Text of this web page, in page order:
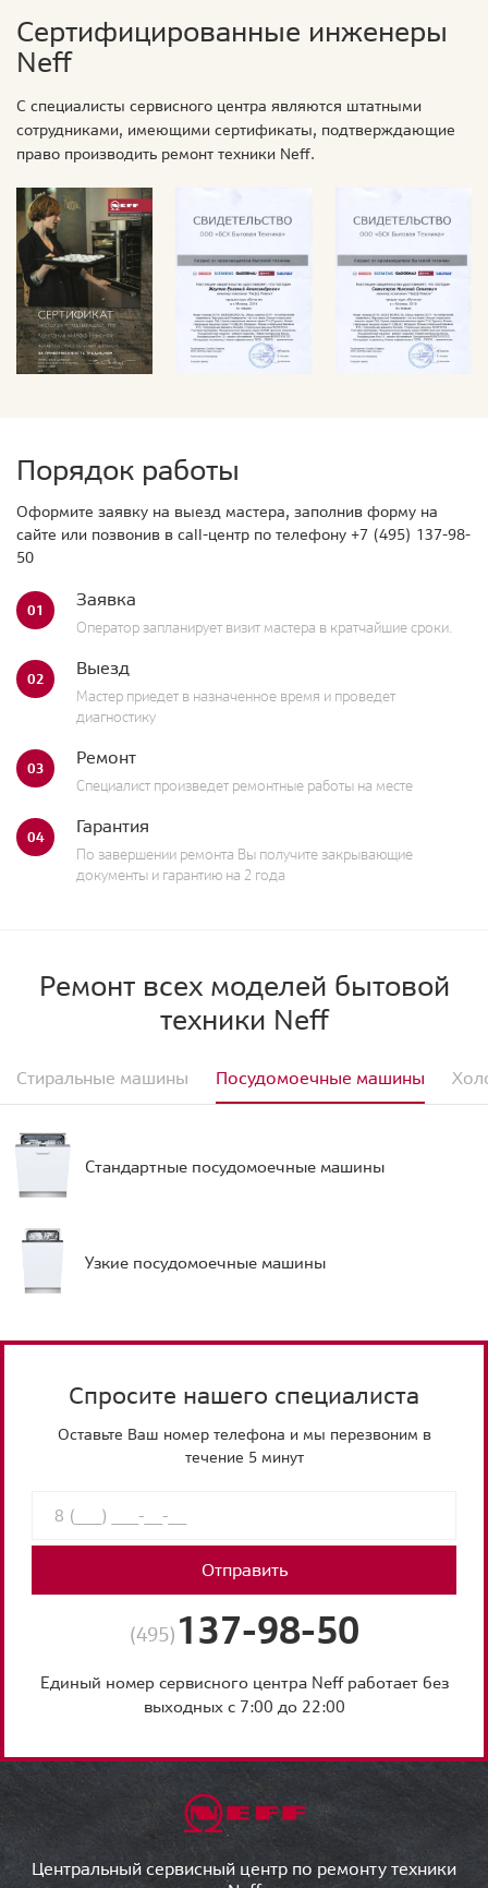
Сертифицированные инженеры
Neff
С специалисты сервисного центра являются штатными
сотрудниками, имеющими сертификаты, подтверждающие
право производить ремонт техники Neff.
Порядок работы
Оформите заявку на выезд мастера, заполнив форму на
сайте или позвонив в call-центр по телефону +7 (495) 137-98-
50
01 Заявка
Оператор запланирует визит мастера в кратчайшие сроки.
02 Выезд
Мастер приедет в назначенное время и проведет
диагностику
03 Ремонт
Специалист произведет ремонтные работы на месте
04 Гарантия
По завершении ремонта Вы получите закрывающие
документы и гарантию на 2 года
Ремонт всех моделей бытовой
техники Neff
Стиральные машины Посудомоечные машины
Стандартные посудомоечные машины
Узкие посудомоечные машины
Спросите нашего специалиста
Оставьте Ваш номер телефона и мы перезвоним в
течение 5 минут
Отправить
(495) 137-98-50
Единый номер сервисного центра Neff работает без
выходных с 7:00 до 22:00
Центральный сервисный центр по ремонту техники